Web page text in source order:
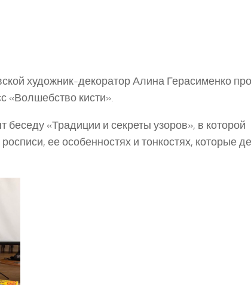
художник-декоратор Алина Герасименко
«Волшебство кисти».
«Традиции и секреты узоров», в которой
ее особенностях и тонкостях, которые